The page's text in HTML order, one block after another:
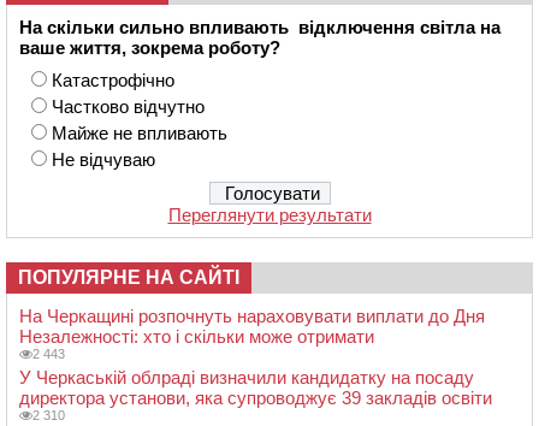
На скільки сильно впливають відключення світла на
ваше життя, зокрема роботу?
Катастрофічно
Частково відчутно
Майже не впливають
Не відчуваю
Переглянути результати
ПОПУЛЯРНЕ НА САЙТІ
На Черкащині розпочнуть нараховувати виплати до Дня
Незалежності: хто і скільки може отримати
2 443
У Черкаській облраді визначили кандидатку на посаду
директора установи, яка супроводжує 39 закладів освіти
2 310